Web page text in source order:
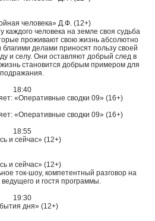
человека» Д.Ф. (12+)
каждого человека на земле своя судьба
проживают свою жизнь абсолютно
делами приносят пользу своей
и селу. Они оставляют добрый след в
становится добрым примером для
подражания.
18:40
«Оперативные сводки 09» (16+)
«Оперативные сводки 09» (16+)
18:55
и сейчас» (12+)
и сейчас» (12+)
ток-шоу, компетентный разговор на
и гостя программы.
19:30
дня» (12+)